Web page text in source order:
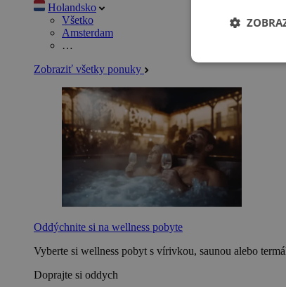
Holandsko
Všetko
Amsterdam
…
Zobraziť všetky ponuky
Oddýchnite si na wellness pobyte
Vyberte si wellness pobyt s vírivkou, saunou alebo
Doprajte si oddych